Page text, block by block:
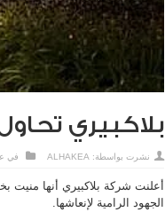
بلاكبيري
نشرت بواسطة: ALHAKEA في
أعلنت شركة بلاكبيري أنها منيت
الجهود الرامية لإنعاشها.